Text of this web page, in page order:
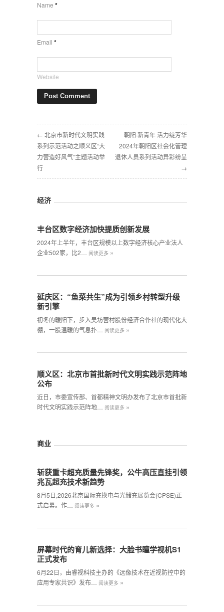
Name *
Email *
Website
← 北京市新时代文明实践
系列示范活动之顺义区“大
力营造好风气”主题活动举
行
朝阳·新青年 活力绽芳华
2024年朝阳区社会化管理
退休人员系列活动异彩纷呈
→
经济
丰台区数字经济加快提质创新发展
2024年上半年，丰台区规模以上数字经济核心产业法人
企业502家，比2…
阅读更多 »
延庆区：“鱼菜共生”成为引领乡村转型升级
新引擎
初冬的暖阳下，步入吴坊营村股份经济合作社的现代化大
棚，一股温暖的气息扑…
阅读更多 »
顺义区：北京市首批新时代文明实践示范阵地
公布
近日，市委宣传部、首都精神文明办发布了北京市首批新
时代文明实践示范阵地…
阅读更多 »
商业
斩获重卡超充质量先锋奖，公牛高压直挂引领
兆瓦超充技术新趋势
8月5日,2026北京国际充换电与光储充展览会(CPSE)正
式启幕。作…
阅读更多 »
屏幕时代的育儿新选择：大脸书瞳学视机S1
正式发布
6月22日，由睿视科技主办的《远像技术在近视防控中的
应用专家共识》发布…
阅读更多 »